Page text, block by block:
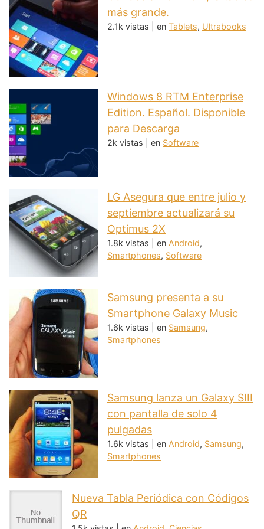
más grande.
2.1k vistas en Tablets, Ultrabooks
Windows 8 RTM Enterprise
Edition. Español. Disponible
para Descarga
2k vistas en Software
LG Asegura que entre julio y
septiembre actualizará su
Optimus 2X
1.8k vistas en Android,
Smartphones, Software
Samsung presenta a su
Smartphone Galaxy Music
1.6k vistas en Samsung,
Smartphones
Samsung lanza un Galaxy SIII
con pantalla de solo 4
pulgadas
1.6k vistas en Android, Samsung,
Smartphones
Nueva Tabla Periódica con Códigos
QR